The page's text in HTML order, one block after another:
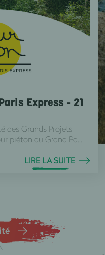
Express - 21
des Grands Projets
piéton du Grand Pa...
LIRE LA SUITE